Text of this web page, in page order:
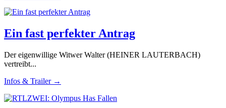
Ein fast perfekter Antrag
Der eigenwillige Witwer Walter (HEINER LAUTERBACH)
vertreibt...
Infos & Trailer →